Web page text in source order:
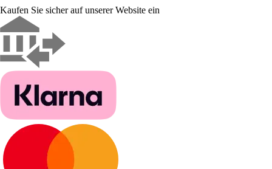
Kaufen Sie sicher auf unserer Website ein